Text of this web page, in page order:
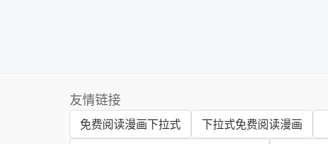
友情链接
免费阅读漫画下拉式 下拉式免费阅读漫画